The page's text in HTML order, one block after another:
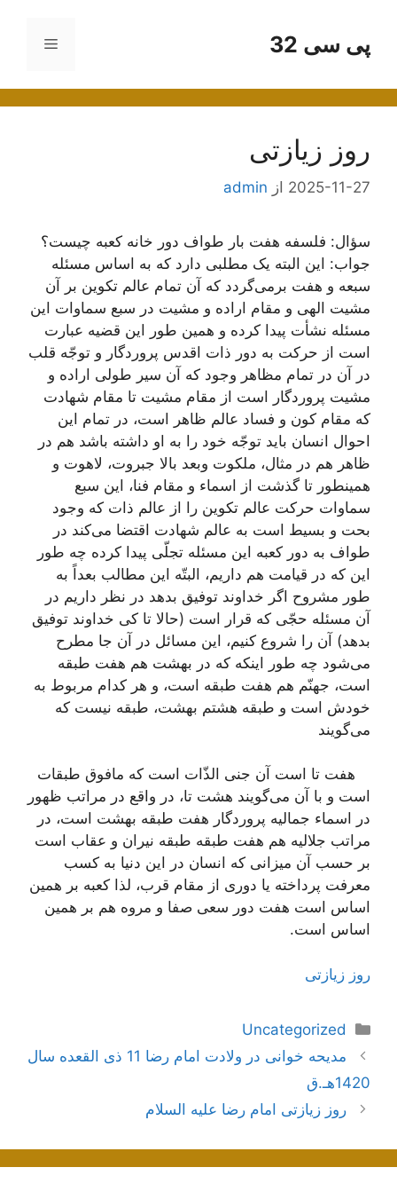
محتواپی سی 32 فهرست
روز زیازتی
2025-11-27 از admin
سؤال: فلسفه هفت بار طواف دور خانه کعبه چیست؟
جواب: این البته یک مطلبی دارد که به اساس مسئله
سبعه و هفت برمی‌گردد که آن تمام عالم تکوین بر آن
مشیت الهی و مقام اراده و مشیت در سبع سماوات این
مسئله نشأت پیدا کرده و همین طور این قضیه عبارت
است از حرکت به دور ذات اقدس پروردگار و توجّه قلب
در آن در تمام مظاهر وجود که آن سیر طولی اراده و
مشیت پروردگار است از مقام مشیت تا مقام شهادت
که مقام کون و فساد عالم ظاهر است، در تمام این
احوال انسان باید توجّه خود را به او داشته باشد هم در
ظاهر هم در مثال، ملکوت وبعد بالا جبروت، لاهوت و
همینطور تا گذشت از اسماء و مقام فنا، این سبع
سماوات حرکت عالم تکوین را از عالم ذات که وجود
بحت و بسیط است به عالم شهادت اقتضا می‌کند در
طواف به دور کعبه این مسئله تجلّی پیدا کرده چه طور
این که در قیامت هم داریم، البتّه این مطالب بعداً به
طور مشروح اگر خداوند توفیق بدهد در نظر داریم در
آن مسئله حجّی که قرار است (حالا تا کی خداوند توفیق
بدهد) آن را شروع کنیم، این مسائل در آن جا مطرح
می‌شود چه طور اینکه که در بهشت هم هفت طبقه
است، جهنّم هم هفت طبقه است، و هر کدام مربوط به
خودش است و طبقه هشتم بهشت، طبقه نیست که
می‌گویند
هفت تا است آن جنی الذّات است که مافوق طبقات
است و با آن می‌گویند هشت تا، در واقع در مراتب ظهور
در اسماء جمالیه پروردگار هفت طبقه بهشت است، در
مراتب جلالیه هم هفت طبقه طبقه نیران و عقاب است
بر حسب آن میزانی که انسان در این دنیا به کسب
معرفت پرداخته یا دوری از مقام قرب، لذا کعبه بر همین
اساس است هفت دور سعی صفا و مروه هم بر همین
اساس است.
روز زیازتی
دسته‌ها
Uncategorized
ناوبری
نوشته‌ها
مدیحه خوانی در ولادت امام رضا 11 ذی القعده سال
1420هـ.ق
روز زیازتی امام رضا علیه السلام